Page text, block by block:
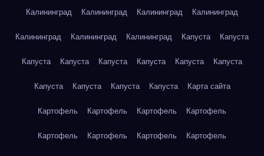
Калининград Калининград Калининград Калининград
Калининград Калининград Калининград Капуста Капуста
Капуста Капуста Капуста Капуста Капуста Капуста
Капуста Капуста Капуста Капуста Карта сайта
Картофель Картофель Картофель Картофель
Картофель Картофель Картофель Картофель